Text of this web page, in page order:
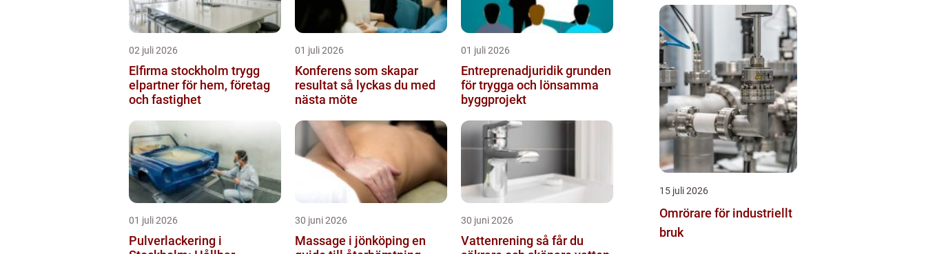
02 juli 2026
Elfirma stockholm trygg
elpartner för hem, företag
och fastighet
01 juli 2026
Konferens som skapar
resultat så lyckas du med
nästa möte
01 juli 2026
Entreprenadjuridik grunden
för trygga och lönsamma
byggprojekt
01 juli 2026
Pulverlackering i
30 juni 2026
Massage i jönköping en
30 juni 2026
Vattenrening så får du
15 juli 2026
Omrörare för industriellt
bruk